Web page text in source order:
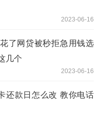
2023-06-16
了网贷被秒拒急用钱选
几个
2023-06-16
还款日怎么改 教你电话